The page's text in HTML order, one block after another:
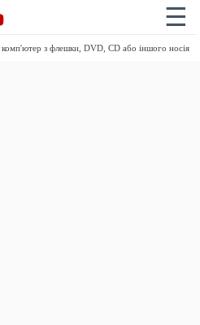
☰
з флешки, DVD, CD або іншого носія